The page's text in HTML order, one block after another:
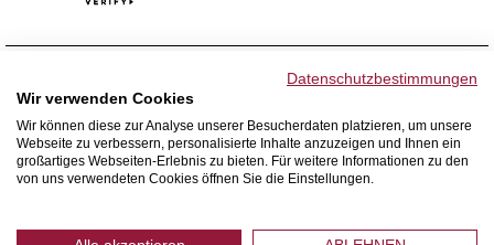
WIR VERSENDEN MIT
Datenschutzbestimmungen
Wir verwenden Cookies
Wir können diese zur Analyse unserer Besucherdaten platzieren, um unsere
Webseite zu verbessern, personalisierte Inhalte anzuzeigen und Ihnen ein
großartiges Webseiten-Erlebnis zu bieten. Für weitere Informationen zu den
von uns verwendeten Cookies öffnen Sie die Einstellungen.